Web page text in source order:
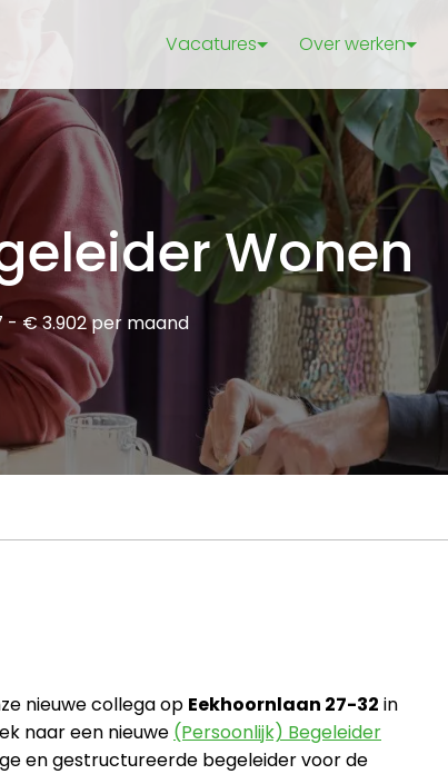
Vacatures Over werken
Wonen
- € 3.902 per maand
nieuwe collega op Eekhoornlaan 27-32 in
naar een nieuwe (Persoonlijk) Begeleider
en gestructureerde begeleider voor de